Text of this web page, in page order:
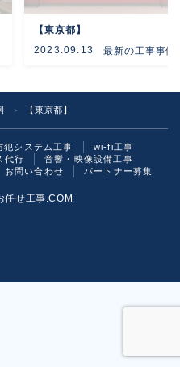
【東京都】
2023.09.13 最新の工事事例
＞ 【東京都】
犯システム工事
wi-fi工事
代行
音響・映像設備工事
お問い合わせ パートナー募集
せ工事.COM